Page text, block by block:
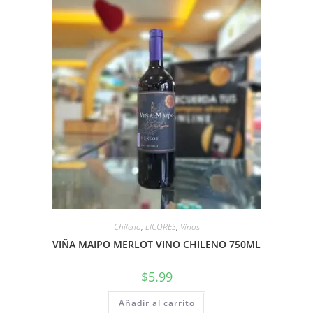
Chileno, LICORES, Vinos
VIÑA MAIPO MERLOT VINO CHILENO 750ML
$5.99
Añadir al carrito